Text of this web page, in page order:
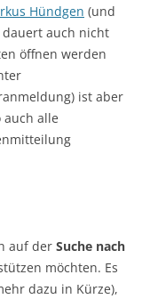
Hündgen (und
dauert auch nicht
öffnen werden
ist aber
alle
auf der Suche nach
möchten. Es
dazu in Kürze),